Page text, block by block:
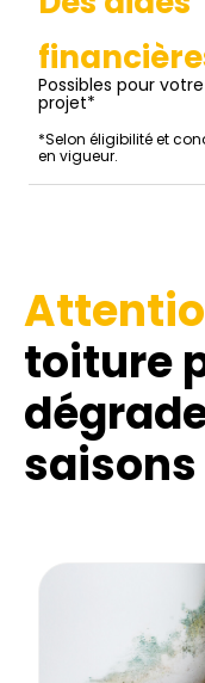
Possibles pour votre
projet*
*Selon éligibilité et
en vigueur.
toiture
saisons